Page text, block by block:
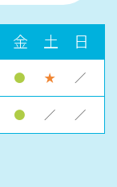
金 土 日
● ★ ／
● ／ ／